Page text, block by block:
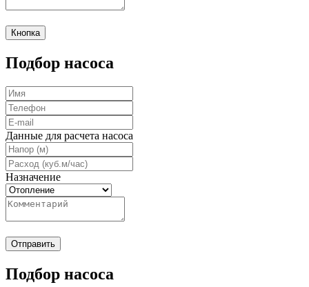
Кнопка
Подбор насоса
Данные для расчета насоса
Назначение
Отправить
Подбор насоса